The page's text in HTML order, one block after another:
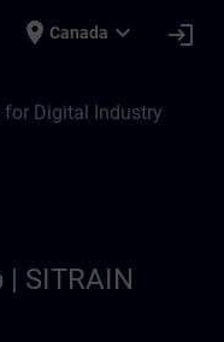
place Canada expand_more login
for Digital Industry
SITRAIN